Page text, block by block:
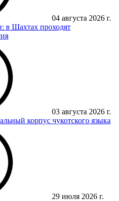
04 августа 2026 г.
в Шахтах проходят
03 августа 2026 г.
корпус чукотского языка
29 июля 2026 г.